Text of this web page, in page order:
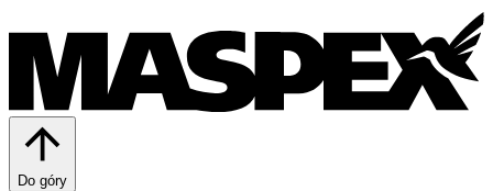
Do góry